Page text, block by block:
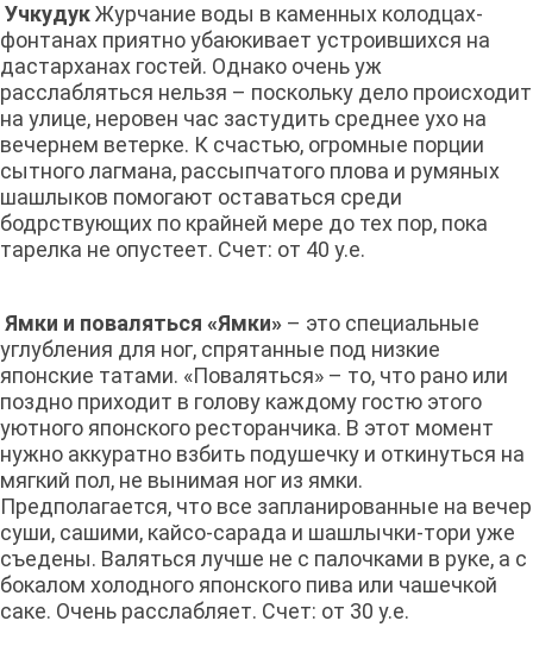
УчкудукЖурчание воды в каменных колодцах-
фонтанах приятно убаюкивает устроившихся на
дастарханах гостей. Однако очень уж
расслабляться нельзя – поскольку дело происходит
на улице, неровен час застудить среднее ухо на
вечернем ветерке. К счастью, огромные порции
сытного лагмана, рассыпчатого плова и румяных
шашлыков помогают оставаться среди
бодрствующих по крайней мере до тех пор, пока
тарелка не опустеет. Счет: от 40 у.е.
Ямки и поваляться «Ямки» – это специальные
углубления для ног, спрятанные под низкие
японские татами. «Поваляться» – то, что рано или
поздно приходит в голову каждому гостю этого
уютного японского ресторанчика. В этот момент
нужно аккуратно взбить подушечку и откинуться на
мягкий пол, не вынимая ног из ямки.
Предполагается, что все запланированные на вечер
суши, сашими, кайсо-сарада и шашлычки-тори уже
съедены. Валяться лучше не с палочками в руке, а с
бокалом холодного японского пива или чашечкой
саке. Очень расслабляет. Счет: от 30 у.е.